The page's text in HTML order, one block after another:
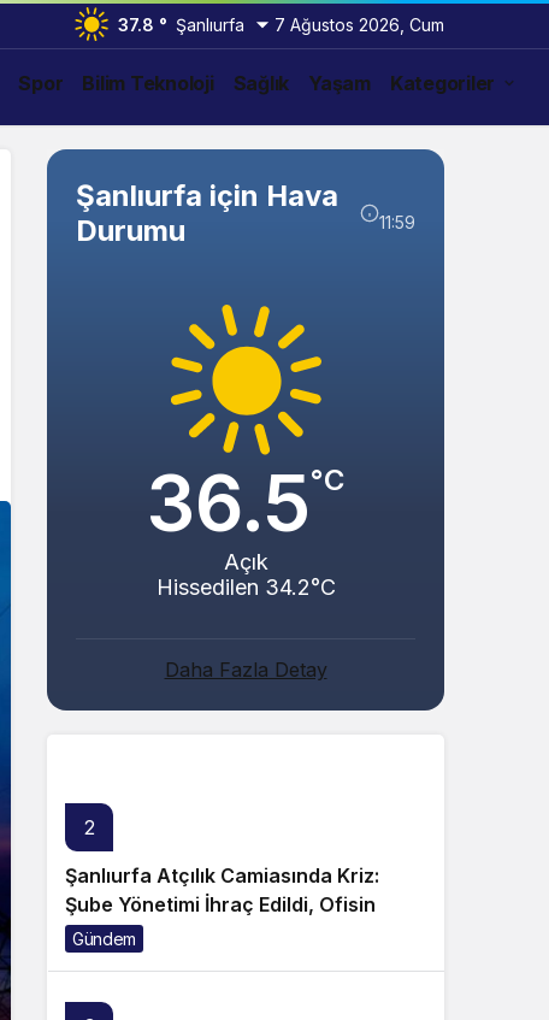
37.8 ° Şanlıurfa 7 Ağustos 2026, Cum
Spor Bilim Teknoloji Sağlık Yaşam Kategoriler
Şanlıurfa için Hava
Durumu
11:59
36.5°C
Açık
Hissedilen 34.2°C
Daha Fazla Detay
Abacı ve Abul Ailelerinin Mutlu Günü!
2
Şanlıurfa Atçılık Camiasında Kriz:
Şube Yönetimi İhraç Edildi, Ofisin
Taşınmasına Tepki Büyüyor!
Gündem